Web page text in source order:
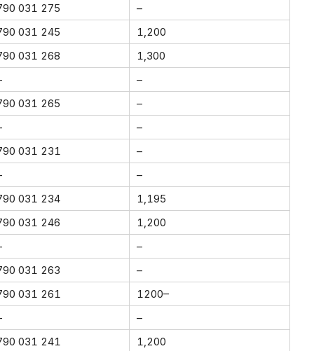
031 275
–
031 245
1,200
031 268
1,300
–
031 265
–
–
031 231
–
–
031 234
1,195
031 246
1,200
–
031 263
–
031 261
1200–
–
031 241
1,200